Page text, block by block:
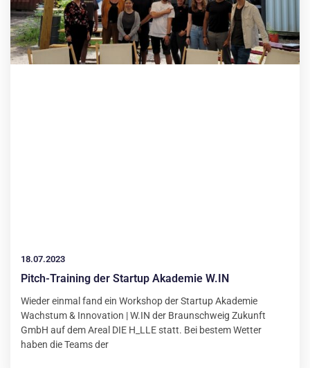
18.07.2023
Pitch-Training der Startup Akademie W.IN
Wieder einmal fand ein Workshop der Startup Akademie
Wachstum & Innovation | W.IN der Braunschweig Zukunft
GmbH auf dem Areal DIE H_LLE statt. Bei bestem Wetter
haben die Teams der